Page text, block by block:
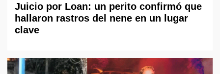
Juicio por Loan: un perito confirmó que
hallaron rastros del nene en un lugar
clave